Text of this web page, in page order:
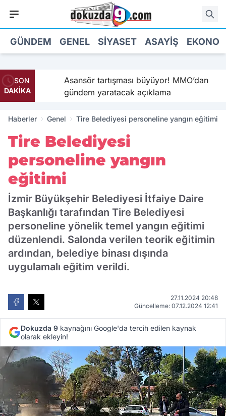
GÜNDEM GENEL SIYASET ASAYIŞ
SON
DAKİKA
Asansör tartışması büyüyor! MMO’dan
gündem yaratacak açıklama
Haberler Genel Tire Belediyesi personeline yangın eğitimi
Tire Belediyesi
personeline yangın
eğitimi
İzmir Büyükşehir Belediyesi İtfaiye Daire
Başkanlığı tarafından Tire Belediyesi
personeline yönelik temel yangın eğitimi
düzenlendi. Salonda verilen teorik eğitimin
ardından, belediye binası dışında
uygulamalı eğitim verildi.
27.11.2024 20:48
Güncelleme: 07.12.2024 12:41
Dokuzda 9 kaynağını Google'da tercih edilen kaynak
olarak ekleyin!